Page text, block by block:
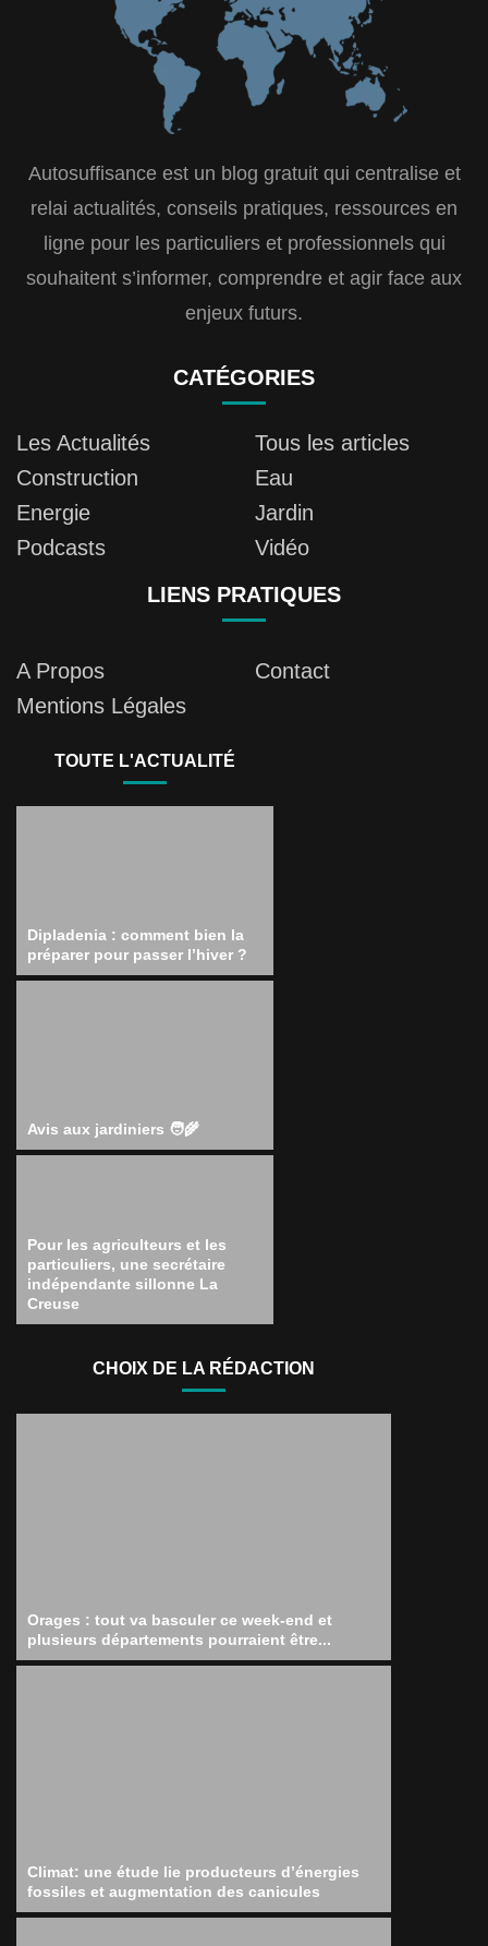
Autosuffisance est un blog gratuit qui centralise et
relai actualités, conseils pratiques, ressources en
ligne pour les particuliers et professionnels qui
souhaitent s’informer, comprendre et agir face aux
enjeux futurs.
CATÉGORIES
Les Actualités
Tous les articles
Construction
Eau
Energie
Jardin
Podcasts
Vidéo
LIENS PRATIQUES
A Propos
Contact
Mentions Légales
TOUTE L'ACTUALITÉ
Dipladenia : comment bien la
préparer pour passer l’hiver ?
Avis aux jardiniers 🧑‍🌾
Pour les agriculteurs et les
particuliers, une secrétaire
indépendante sillonne La
Creuse
CHOIX DE LA RÉDACTION
Orages : tout va basculer ce week-end et
plusieurs départements pourraient être...
Climat: une étude lie producteurs d’énergies
fossiles et augmentation des canicules